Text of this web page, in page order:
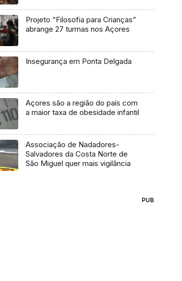
Projeto “Filosofia para Crianças”
abrange 27 turmas nos Açores
Insegurança em Ponta Delgada
Açores são a região do país com
a maior taxa de obesidade infantil
Associação de Nadadores-
Salvadores da Costa Norte de
São Miguel quer mais vigilância
PUB